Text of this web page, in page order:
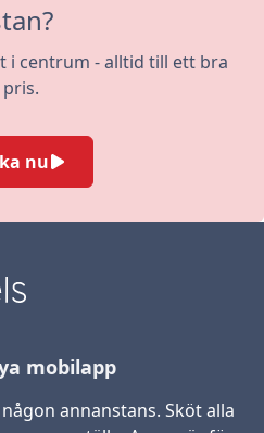
i centrum - alltid till ett bra
pris.
nu
mobilapp
annanstans. Sköt alla